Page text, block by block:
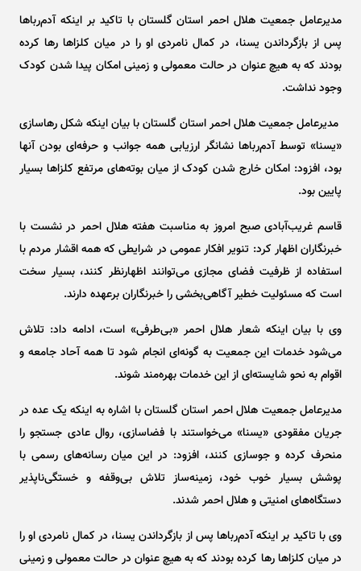
مدیرعامل جمعیت هلال احمر استان گلستان با تاکید بر اینکه آدم‌ربا‌ها
پس از بازگرداندن یسنا، در کمال نامردی او را در میان کلزا‌ها رها کرده
بودند که به هیچ عنوان در حالت معمولی و زمینی امکان پیدا شدن کودک
وجود نداشت.
مدیرعامل جمعیت هلال احمر استان گلستان با بیان اینکه شکل رهاسازی
«یسنا» توسط آدم‌ربا‌ها نشانگر ارزیابی همه جوانب و حرفه‌ای بودن آنها
بود، افزود: امکان خارج شدن کودک از میان بوته‌های مرتفع کلزا‌ها بسیار
پایین بود.
قاسم غریب‌آبادی صبح امروز به مناسبت هفته هلال احمر در نشست با
خبرنگاران اظهار کرد: تنویر افکار عمومی در شرایطی که همه اقشار مردم با
استفاده از ظرفیت فضای مجازی می‌توانند اظهارنظر کنند، بسیار سخت
است که مسئولیت خطیر آگاهی‌بخشی را خبرنگاران برعهده دارند.
وی با بیان اینکه شعار هلال احمر «بی‌طرفی» است، ادامه داد: تلاش
می‌شود خدمات این جمعیت به گونه‌ای انجام شود تا همه آحاد جامعه و
اقوام به نحو شایسته‌ای از این خدمات بهره‌مند شوند.
مدیرعامل جمعیت هلال احمر استان گلستان با اشاره به اینکه یک عده در
جریان مفقودی «یسنا» می‌خواستند با فضاسازی، روال عادی جستجو را
منحرف کرده و جوسازی کنند، افزود: در این میان رسانه‌های رسمی با
پوشش بسیار خوب خود، زمینه‌ساز تلاش بی‌وقفه و خستگی‌ناپذیر
دستگاه‌های امنیتی و هلال احمر شدند.
وی با تاکید بر اینکه آدم‌ربا‌ها پس از بازگرداندن یسنا، در کمال نامردی او را
در میان کلزا‌ها رها کرده بودند که به هیچ عنوان در حالت معمولی و زمینی